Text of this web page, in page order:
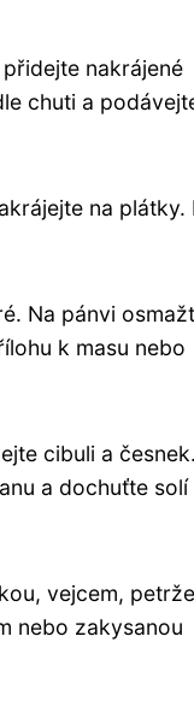
nakrájené
chuti a
na plátky.
Na pánvi
k masu nebo
cibuli a česnek.
a dochuťte solí
vejcem,
nebo zakysanou